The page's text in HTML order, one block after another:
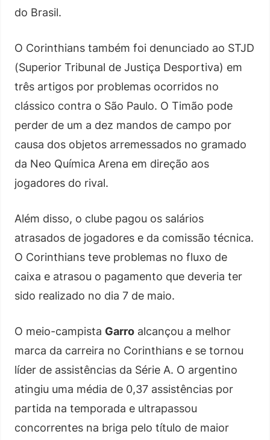
do Brasil.
O Corinthians também foi denunciado ao STJD
(Superior Tribunal de Justiça Desportiva) em
três artigos por problemas ocorridos no
clássico contra o São Paulo. O Timão pode
perder de um a dez mandos de campo por
causa dos objetos arremessados no gramado
da Neo Química Arena em direção aos
jogadores do rival.
Além disso, o clube pagou os salários
atrasados de jogadores e da comissão técnica.
O Corinthians teve problemas no fluxo de
caixa e atrasou o pagamento que deveria ter
sido realizado no dia 7 de maio.
O meio-campista Garro alcançou a melhor
marca da carreira no Corinthians e se tornou
líder de assistências da Série A. O argentino
atingiu uma média de 0,37 assistências por
partida na temporada e ultrapassou
concorrentes na briga pelo título de maior